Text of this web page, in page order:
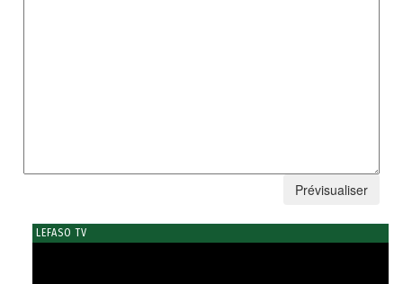
LEFASO TV